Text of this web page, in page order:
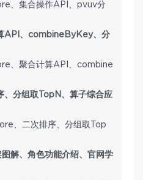
、集合操作API、pvuv分
API、combineByKey、分
、聚合计算API、combine
分组取TopN、算子综合应
、二次排序、分组取Top
解、角色功能介绍、官网学